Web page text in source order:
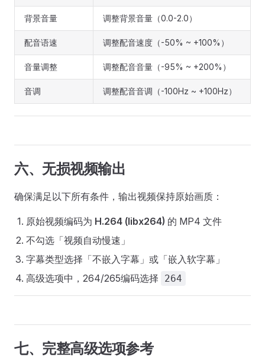
背景音量 调整背景音量（0.0-2.0）
配音语速 调整配音速度（-50% ~ +100%）
音量调整 调整配音音量（-95% ~ +200%）
音调 调整配音音调（-100Hz ~ +100Hz）
六、无损视频输出
确保满足以下所有条件，输出视频保持原始画质：
原始视频编码为 H.264 (libx264) 的 MP4 文件
不勾选「视频自动慢速」
字幕类型选择「不嵌入字幕」或「嵌入软字幕」
高级选项中，264/265编码选择
264
七、完整高级选项参考